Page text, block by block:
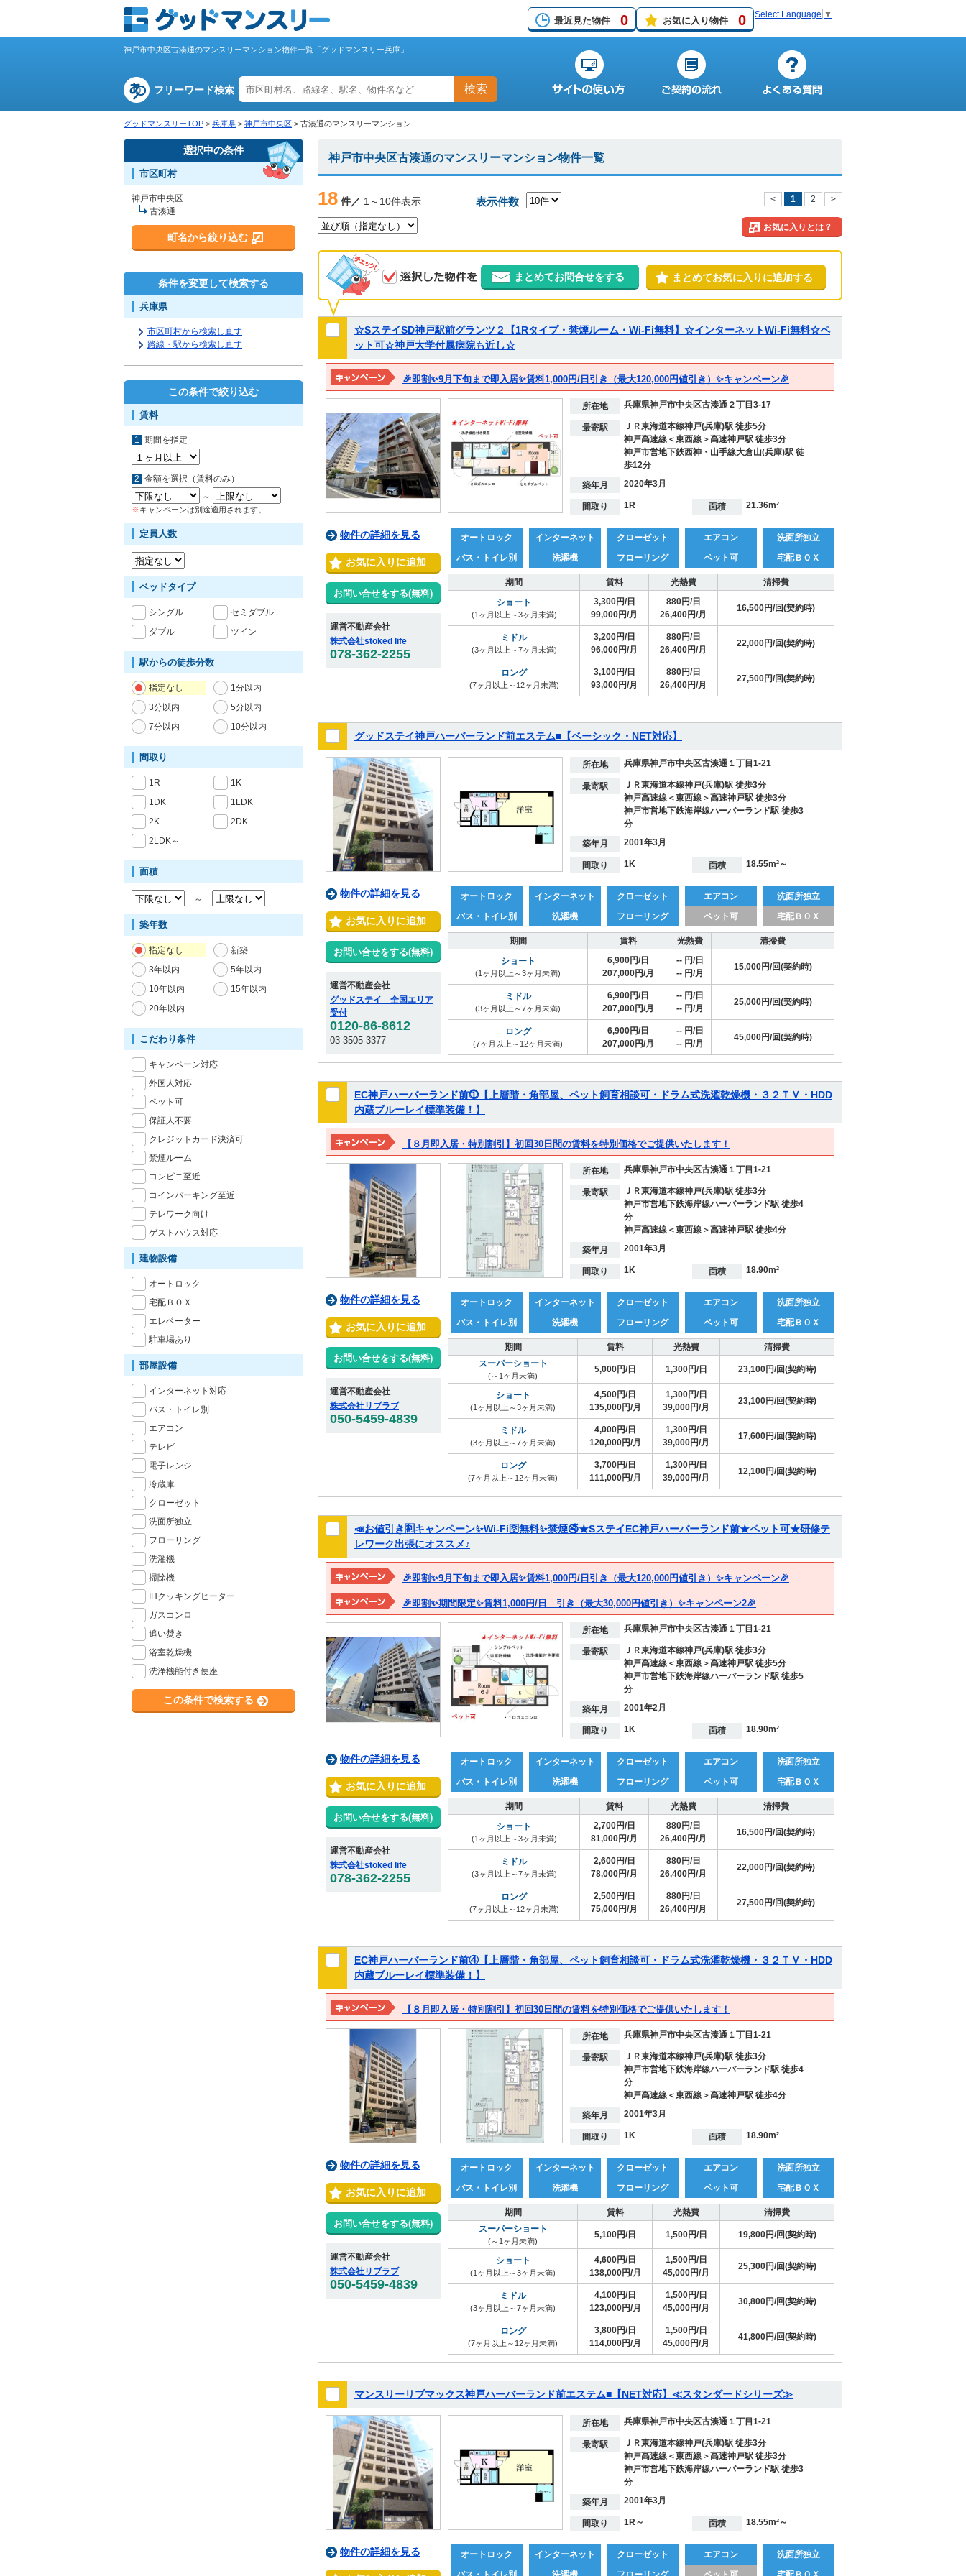
最近見た物件 0 お気に入り物件 0 Select Language ▼
神戸市中央区古湊通のマンスリーマンション物件一覧「グッドマンスリー兵庫」
フリーワード検索 検索
グッドマンスリーTOP > 兵庫県 > 神戸市中央区 > 古湊通のマンスリーマンション
神戸市中央区古湊通のマンスリーマンション物件一覧
18 件／ 1～10件表示 表示件数 < 1 2 >
お気に入りとは？
まとめてお問合せをする まとめてお気に入りに追加する
☆SステイSD神戸駅前グランツ２【1Rタイプ・禁煙ルーム・Wi-Fi無料】☆インターネットWi-Fi無料☆ペ
ット可☆神戸大学付属病院も近し☆
🎉即割✨9月下旬まで即入居✨賃料1,000円/日引き（最大120,000円値引き）✨キャンペーン🎉
所在地 兵庫県神戸市中央区古湊通２丁目3-17
最寄駅
ＪＲ東海道本線神戸(兵庫)駅 徒歩5分
神戸高速線＜東西線＞高速神戸駅 徒歩3分
神戸市営地下鉄西神・山手線大倉山(兵庫)駅 徒
歩12分
築年月
2020年3月
間取り 1R 面積 21.36m²
物件の詳細を見る
お気に入りに追加
お問い合せをする(無料)
運営不動産会社
株式会社stoked life
078-362-2255
オートロック インターネット クローゼット エアコン
洗面所独立
バス・トイレ別
洗濯機 フローリング ペット可 宅配ＢＯＸ
期間 賃料 光熱費
清掃費
ショート
(1ヶ月以上～3ヶ月未満)
3,300円/日
99,000円/月
880円/日
26,400円/月
16,500円/回(契約時)
ミドル
(3ヶ月以上～7ヶ月未満)
3,200円/日
96,000円/月
880円/日
26,400円/月
22,000円/回(契約時)
ロング
(7ヶ月以上～12ヶ月未満)
3,100円/日
93,000円/月
880円/日
26,400円/月
27,500円/回(契約時)
グッドステイ神戸ハーバーランド前エステム■【ベーシック・NET対応】
所在地 兵庫県神戸市中央区古湊通１丁目1-21
最寄駅
ＪＲ東海道本線神戸(兵庫)駅 徒歩3分
神戸高速線＜東西線＞高速神戸駅 徒歩3分
神戸市営地下鉄海岸線ハーバーランド駅 徒歩3
分
築年月
2001年3月
間取り 1K 面積 18.55m²～
物件の詳細を見る
お気に入りに追加
お問い合せをする(無料)
運営不動産会社
グッドステイ 全国エリア
受付
0120-86-8612
03-3505-3377
オートロック インターネット クローゼット エアコン
洗面所独立
バス・トイレ別
洗濯機 フローリング ペット可 宅配ＢＯＸ
期間 賃料 光熱費
清掃費
ショート
(1ヶ月以上～3ヶ月未満)
6,900円/日
207,000円/月
-- 円/日
-- 円/月
15,000円/回(契約時)
ミドル
(3ヶ月以上～7ヶ月未満)
6,900円/日
207,000円/月
-- 円/日
-- 円/月
25,000円/回(契約時)
ロング
(7ヶ月以上～12ヶ月未満)
6,900円/日
207,000円/月
-- 円/日
-- 円/月
45,000円/回(契約時)
EC神戸ハーバーランド前⓵【上層階・角部屋、ペット飼育相談可・ドラム式洗濯乾燥機・３２ＴＶ・HDD
内蔵ブルーレイ標準装備！】
【８月即入居・特別割引】初回30日間の賃料を特別価格でご提供いたします！
所在地 兵庫県神戸市中央区古湊通１丁目1-21
最寄駅
ＪＲ東海道本線神戸(兵庫)駅 徒歩3分
神戸市営地下鉄海岸線ハーバーランド駅 徒歩4
分
神戸高速線＜東西線＞高速神戸駅 徒歩4分
築年月
2001年3月
間取り 1K 面積 18.90m²
物件の詳細を見る
お気に入りに追加
お問い合せをする(無料)
運営不動産会社
株式会社リブラブ
050-5459-4839
オートロック インターネット クローゼット エアコン
洗面所独立
バス・トイレ別
洗濯機 フローリング ペット可 宅配ＢＯＸ
期間 賃料 光熱費
清掃費
スーパーショート
(～1ヶ月未満)
5,000円/日 1,300円/日 23,100円/回(契約時)
ショート
(1ヶ月以上～3ヶ月未満)
4,500円/日
135,000円/月
1,300円/日
39,000円/月
23,100円/回(契約時)
ミドル
(3ヶ月以上～7ヶ月未満)
4,000円/日
120,000円/月
1,300円/日
39,000円/月
17,600円/回(契約時)
ロング
(7ヶ月以上～12ヶ月未満)
3,700円/日
111,000円/月
1,300円/日
39,000円/月
12,100円/回(契約時)
📣お値引き🈹キャンペーン✨Wi-Fi🛜無料✨禁煙🚭★SステイEC神戸ハーバーランド前★ペット可★研修テ
レワーク出張にオススメ♪
🎉即割✨9月下旬まで即入居✨賃料1,000円/日引き（最大120,000円値引き）✨キャンペーン🎉
🎉即割✨期間限定✨賃料1,000円/日 引き（最大30,000円値引き）✨キャンペーン2🎉
所在地 兵庫県神戸市中央区古湊通１丁目1-21
最寄駅
ＪＲ東海道本線神戸(兵庫)駅 徒歩3分
神戸高速線＜東西線＞高速神戸駅 徒歩5分
神戸市営地下鉄海岸線ハーバーランド駅 徒歩5
分
築年月
2001年2月
間取り 1K 面積 18.90m²
物件の詳細を見る
お気に入りに追加
お問い合せをする(無料)
運営不動産会社
株式会社stoked life
078-362-2255
オートロック インターネット クローゼット エアコン
洗面所独立
バス・トイレ別
洗濯機 フローリング ペット可 宅配ＢＯＸ
期間 賃料 光熱費
清掃費
ショート
(1ヶ月以上～3ヶ月未満)
2,700円/日
81,000円/月
880円/日
26,400円/月
16,500円/回(契約時)
ミドル
(3ヶ月以上～7ヶ月未満)
2,600円/日
78,000円/月
880円/日
26,400円/月
22,000円/回(契約時)
ロング
(7ヶ月以上～12ヶ月未満)
2,500円/日
75,000円/月
880円/日
26,400円/月
27,500円/回(契約時)
EC神戸ハーバーランド前④【上層階・角部屋、ペット飼育相談可・ドラム式洗濯乾燥機・３２ＴＶ・HDD
内蔵ブルーレイ標準装備！】
【８月即入居・特別割引】初回30日間の賃料を特別価格でご提供いたします！
所在地 兵庫県神戸市中央区古湊通１丁目1-21
最寄駅
ＪＲ東海道本線神戸(兵庫)駅 徒歩3分
神戸市営地下鉄海岸線ハーバーランド駅 徒歩4
分
神戸高速線＜東西線＞高速神戸駅 徒歩4分
築年月
2001年3月
間取り 1K 面積 18.90m²
物件の詳細を見る
お気に入りに追加
お問い合せをする(無料)
運営不動産会社
株式会社リブラブ
050-5459-4839
オートロック インターネット クローゼット エアコン
洗面所独立
バス・トイレ別
洗濯機 フローリング ペット可 宅配ＢＯＸ
期間 賃料 光熱費
清掃費
スーパーショート
(～1ヶ月未満)
5,100円/日 1,500円/日 19,800円/回(契約時)
ショート
(1ヶ月以上～3ヶ月未満)
4,600円/日
138,000円/月
1,500円/日
45,000円/月
25,300円/回(契約時)
ミドル
(3ヶ月以上～7ヶ月未満)
4,100円/日
123,000円/月
1,500円/日
45,000円/月
30,800円/回(契約時)
ロング
(7ヶ月以上～12ヶ月未満)
3,800円/日
114,000円/月
1,500円/日
45,000円/月
41,800円/回(契約時)
マンスリーリブマックス神戸ハーバーランド前エステム■【NET対応】≪スタンダードシリーズ≫
所在地 兵庫県神戸市中央区古湊通１丁目1-21
最寄駅
ＪＲ東海道本線神戸(兵庫)駅 徒歩3分
神戸高速線＜東西線＞高速神戸駅 徒歩3分
神戸市営地下鉄海岸線ハーバーランド駅 徒歩3
分
築年月
2001年3月
間取り 1R～ 面積 18.55m²～
物件の詳細を見る オートロック インターネット クローゼット エアコン
洗面所独立
選択中の条件
市区町村
神戸市中央区
古湊通
町名から絞り込む
条件を変更して検索する
兵庫県
市区町村から検索し直す
路線・駅から検索し直す
この条件で絞り込む
賃料
1 期間を指定
2 金額を選択（賃料のみ）
～
※キャンペーンは別途適用されます。
定員人数
ベッドタイプ
シングル
セミダブル
ダブル
ツイン
駅からの徒歩分数
指定なし
1分以内
3分以内
5分以内
7分以内
10分以内
間取り
1R
1K
1DK
1LDK
2K
2DK
2LDK～
面積
～
築年数
指定なし
新築
3年以内
5年以内
10年以内
15年以内
20年以内
こだわり条件
キャンペーン対応
外国人対応
ペット可
保証人不要
クレジットカード決済可
禁煙ルーム
コンビニ至近
コインパーキング至近
テレワーク向け
ゲストハウス対応
建物設備
オートロック
宅配ＢＯＸ
エレベーター
駐車場あり
部屋設備
インターネット対応
バス・トイレ別
エアコン
テレビ
電子レンジ
冷蔵庫
クローゼット
洗面所独立
フローリング
洗濯機
掃除機
IHクッキングヒーター
ガスコンロ
追い焚き
浴室乾燥機
洗浄機能付き便座
この条件で検索する